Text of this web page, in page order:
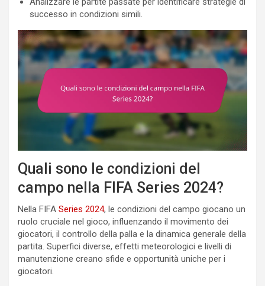
successo in condizioni simili.
Quali sono le condizioni del
campo nella FIFA Series 2024?
Nella FIFA Series 2024, le condizioni del campo giocano un
ruolo cruciale nel gioco, influenzando il movimento dei
giocatori, il controllo della palla e la dinamica generale della
partita. Superfici diverse, effetti meteorologici e livelli di
manutenzione creano sfide e opportunità uniche per i
giocatori.